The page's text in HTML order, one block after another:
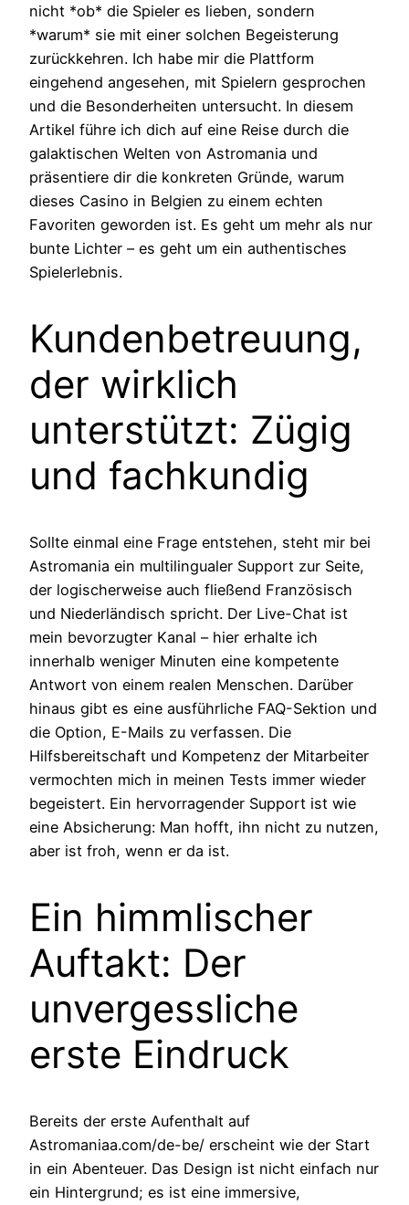
nicht *ob* die Spieler es lieben, sondern
*warum* sie mit einer solchen Begeisterung
zurückkehren. Ich habe mir die Plattform
eingehend angesehen, mit Spielern gesprochen
und die Besonderheiten untersucht. In diesem
Artikel führe ich dich auf eine Reise durch die
galaktischen Welten von Astromania und
präsentiere dir die konkreten Gründe, warum
dieses Casino in Belgien zu einem echten
Favoriten geworden ist. Es geht um mehr als nur
bunte Lichter – es geht um ein authentisches
Spielerlebnis.
Kundenbetreuung,
der wirklich
unterstützt: Zügig
und fachkundig
Sollte einmal eine Frage entstehen, steht mir bei
Astromania ein multilingualer Support zur Seite,
der logischerweise auch fließend Französisch
und Niederländisch spricht. Der Live-Chat ist
mein bevorzugter Kanal – hier erhalte ich
innerhalb weniger Minuten eine kompetente
Antwort von einem realen Menschen. Darüber
hinaus gibt es eine ausführliche FAQ-Sektion und
die Option, E-Mails zu verfassen. Die
Hilfsbereitschaft und Kompetenz der Mitarbeiter
vermochten mich in meinen Tests immer wieder
begeistert. Ein hervorragender Support ist wie
eine Absicherung: Man hofft, ihn nicht zu nutzen,
aber ist froh, wenn er da ist.
Ein himmlischer
Auftakt: Der
unvergessliche
erste Eindruck
Bereits der erste Aufenthalt auf
Astromaniaa.com/de-be/ erscheint wie der Start
in ein Abenteuer. Das Design ist nicht einfach nur
ein Hintergrund; es ist eine immersive,